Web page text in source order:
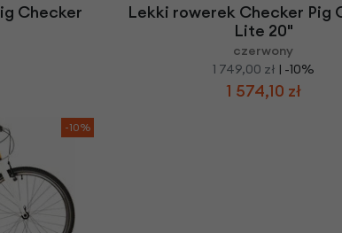
Checker
Lekki rowerek Checker Pig
Lite 20"
czerwony
1 749,00 zł | -10%
1 574,10 zł
-10%